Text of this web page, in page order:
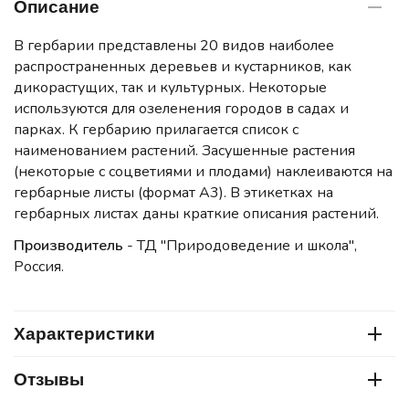
Описание
В гербарии представлены 20 видов наиболее
распространенных деревьев и кустарников, как
дикорастущих, так и культурных. Некоторые
используются для озеленения городов в садах и
парках. К гербарию прилагается список с
наименованием растений. Засушенные растения
(некоторые с соцветиями и плодами) наклеиваются на
гербарные листы (формат А3). В этикетках на
гербарных листах даны краткие описания растений.
Производитель - ТД "Природоведение и школа",
Россия.
Характеристики
Отзывы